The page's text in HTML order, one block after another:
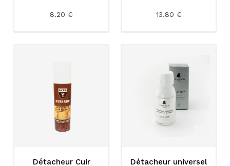
8.20 € 13.80 €
Détacheur Cuir Détacheur universel